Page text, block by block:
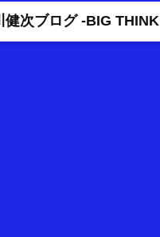
健次ブログ -BIG THINK